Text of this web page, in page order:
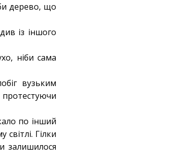
дерево, що
із іншого
ніби сама
вузьким
протестуючи
по інший
Гілки
залишилося